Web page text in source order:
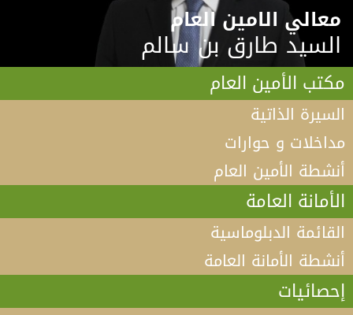
معالي الامين العام
السيد طارق بن سالم
مكتب الأمين العام
السيرة الذاتية
مداخلات و حوارات
أنشطة الأمين العام
الأمانة العامة
القائمة الدبلوماسية
أنشطة الأمانة العامة
إحصائيات